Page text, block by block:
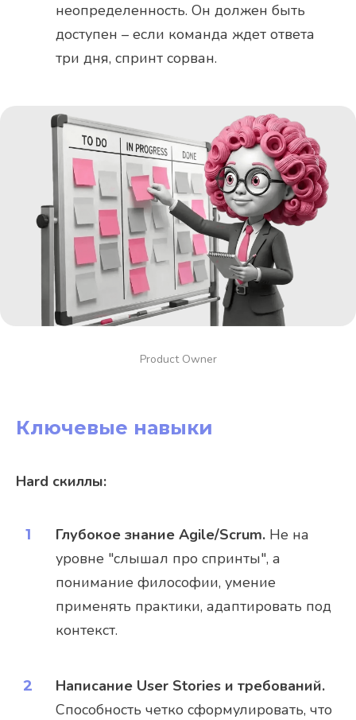
неопределенность. Он должен быть
доступен – если команда ждет ответа
три дня, спринт сорван.
Product Owner
Ключевые навыки
Hard скиллы:
Глубокое знание Agile/Scrum. Не на
уровне "слышал про спринты", а
понимание философии, умение
применять практики, адаптировать под
контекст.
Написание User Stories и требований.
Способность четко сформулировать, что